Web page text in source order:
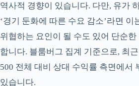
역사적 경향이 있습니다. 다만, 유가
‘경기 둔화에 따른 수요 감소’라면 이
위협하는 요인이 될 수도 있어 단순
합니다. 블룸버그 집계 기준으로, 최
500 전체 대비 상대 수익률 측면에서
있습니다.